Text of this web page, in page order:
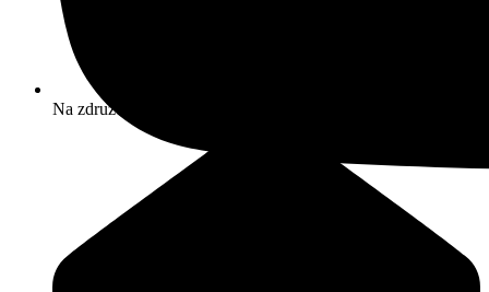
Na združenie: 0904 393 859